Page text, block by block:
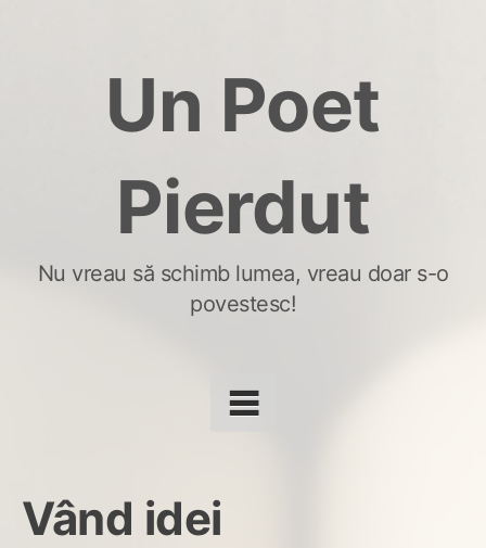
Un Poet
Pierdut
Nu vreau să schimb lumea, vreau doar s-o
povestesc!
Vând idei